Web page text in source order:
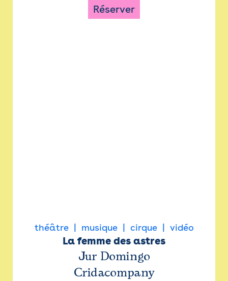
Réserver
théâtre musique cirque vidéo
La femme des astres
Jur Domingo
Cridacompany